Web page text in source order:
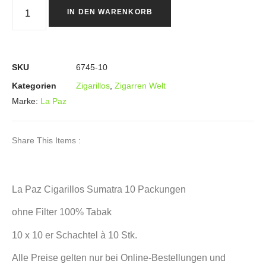
IN DEN WARENKORB
SKU
6745-10
Kategorien
Zigarillos Zigarren Welt
Marke: La Paz
Share This Items :
La Paz Cigarillos Sumatra 10 Packungen
ohne Filter 100% Tabak
10 x 10 er Schachtel à 10 Stk.
Alle Preise gelten nur bei Online-Bestellungen und